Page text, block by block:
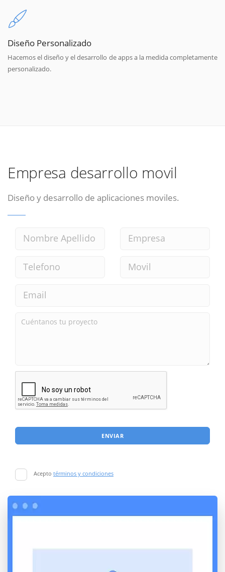
Diseño Personalizado
Hacemos el diseño y el desarrollo de apps a la medida completamente
personalizado.
Empresa desarrollo movil
Diseño y desarrollo de aplicaciones moviles.
ENVIAR
Acepto términos y condiciones